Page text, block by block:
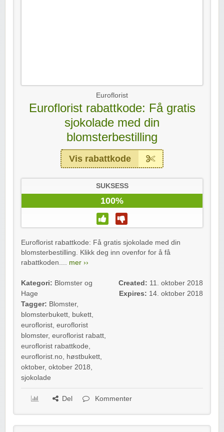
Euroflorist
Euroflorist rabattkode: Få gratis
sjokolade med din
blomsterbestilling
Vis rabattkode
SUKSESS
100%
Euroflorist rabattkode: Få gratis sjokolade med din
blomsterbestilling. Klikk deg inn ovenfor for å få
rabattkoden.... mer ››
Kategori: Blomster og
Hage
Tagger: Blomster,
blomsterbukett, bukett,
euroflorist, euroflorist
blomster, euroflorist rabatt,
euroflorist rabattkode,
euroflorist.no, høstbukett,
oktober, oktober 2018,
sjokolade
Created: 11. oktober 2018
Expires: 14. oktober 2018
Del Kommenter